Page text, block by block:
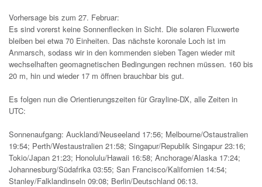
Vorhersage bis zum 27. Februar:
Es sind vorerst keine Sonnenflecken in Sicht. Die solaren Fluxwerte
bleiben bei etwa 70 Einheiten. Das nächste koronale Loch ist im
Anmarsch, sodass wir in den kommenden sieben Tagen wieder mit
wechselhaften geomagnetischen Bedingungen rechnen müssen. 160 bis
20 m, hin und wieder 17 m öffnen brauchbar bis gut.
Es folgen nun die Orientierungszeiten für Grayline-DX, alle Zeiten in
UTC:
Sonnenaufgang: Auckland/Neuseeland 17:56; Melbourne/Ostaustralien
19:54; Perth/Westaustralien 21:58; Singapur/Republik Singapur 23:16;
Tokio/Japan 21:23; Honolulu/Hawaii 16:58; Anchorage/Alaska 17:24;
Johannesburg/Südafrika 03:55; San Francisco/Kalifornien 14:54;
Stanley/Falklandinseln 09:08; Berlin/Deutschland 06:13.